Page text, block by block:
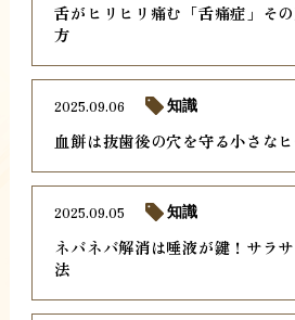
舌がヒリヒリ痛む「舌痛症」そ
方
血餅は抜歯後の穴を守る小さな
2025.09.06 知識
ネバネバ解消は唾液が鍵！サラ
法
2025.09.05 知識